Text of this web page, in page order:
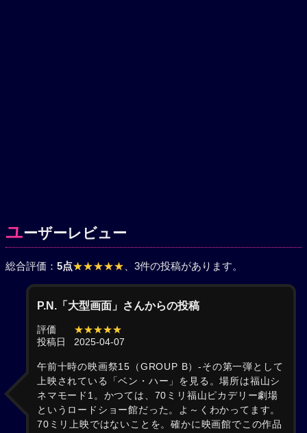
ユーザーレビュー
総合評価： 5点★★★★★ 、3件の投稿があります。
P.N.「大型画面」さんからの投稿
評価
★★★★★
投稿日
2025-04-07
午前十時の映画祭15（GROUP B）-その第一弾として
上映されている「ベン・ハー」を見る。場所は福山シ
ネマモード1。かつては、70ミリ福山ピカデリー劇場
というロードショー館だった。よ～くわかってます。
70ミリ上映ではないことを。確かに映画館でこの作品